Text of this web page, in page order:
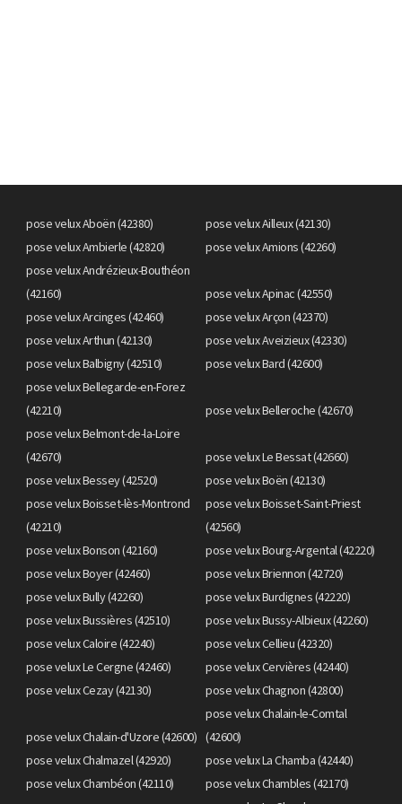
pose velux Aboën (42380)
pose velux Ailleux (42130)
pose velux Ambierle (42820)
pose velux Amions (42260)
pose velux Andrézieux-Bouthéon
(42160)
pose velux Apinac (42550)
pose velux Arcinges (42460)
pose velux Arçon (42370)
pose velux Arthun (42130)
pose velux Aveizieux (42330)
pose velux Balbigny (42510)
pose velux Bard (42600)
pose velux Bellegarde-en-Forez
(42210)
pose velux Belleroche (42670)
pose velux Belmont-de-la-Loire
(42670)
pose velux Le Bessat (42660)
pose velux Bessey (42520)
pose velux Boën (42130)
pose velux Boisset-lès-Montrond
(42210)
pose velux Boisset-Saint-Priest
(42560)
pose velux Bonson (42160)
pose velux Bourg-Argental (42220)
pose velux Boyer (42460)
pose velux Briennon (42720)
pose velux Bully (42260)
pose velux Burdignes (42220)
pose velux Bussières (42510)
pose velux Bussy-Albieux (42260)
pose velux Caloire (42240)
pose velux Cellieu (42320)
pose velux Le Cergne (42460)
pose velux Cervières (42440)
pose velux Cezay (42130)
pose velux Chagnon (42800)
pose velux Chalain-d'Uzore (42600)
pose velux Chalain-le-Comtal
(42600)
pose velux Chalmazel (42920)
pose velux La Chamba (42440)
pose velux Chambéon (42110)
pose velux Chambles (42170)